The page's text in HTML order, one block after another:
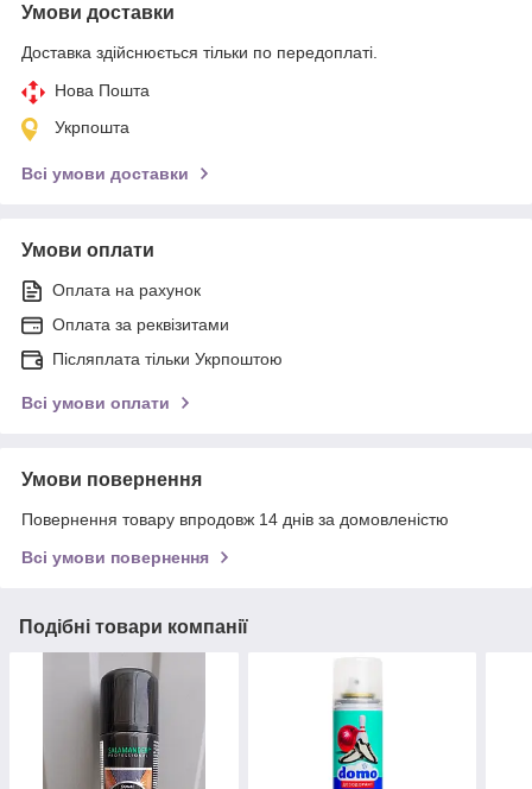
Умови доставки
Доставка здійснюється тільки по передоплаті.
Нова Пошта
Укрпошта
Всі умови доставки
Умови оплати
Оплата на рахунок
Оплата за реквізитами
Післяплата тільки Укрпоштою
Всі умови оплати
Умови повернення
Повернення товару впродовж 14 днів за домовленістю
Всі умови повернення
Подібні товари компанії